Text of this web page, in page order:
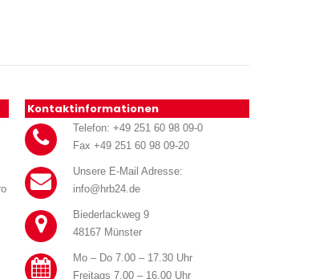
Kontaktinformationen
Telefon: +49 251 60 98 09-0
Fax +49 251 60 98 09-20
Unsere E-Mail Adresse:
info@hrb24.de
Biederlackweg 9
48167 Münster
Mo – Do 7.00 – 17.30 Uhr
Freitags 7.00 – 16.00 Uhr